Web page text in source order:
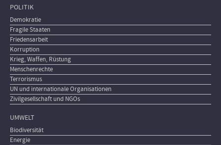
POLITIK
Demokratie
Fragile Staaten
Friedensarbeit
Korruption
Krieg, Waffen, Rüstung
Menschenrechte
Terrorismus
UN und internationale Organisationen
Zivilgesellschaft und NGOs
UMWELT
Biodiversität
Energie